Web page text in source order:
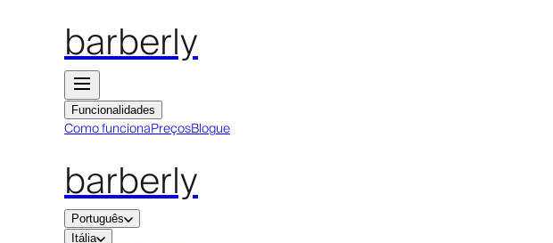
barberly
Funcionalidades
Como funcionaPreçosBlogue
barberly
Português
Itália